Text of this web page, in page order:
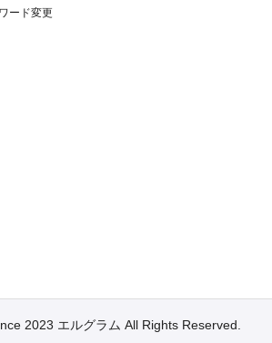
ード変更
2023 エルグラム All Rights Reserved.